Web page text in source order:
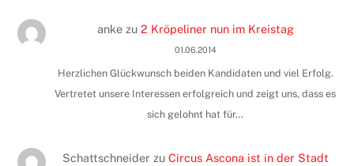
ankezu 2 Kröpeliner nun im Kreistag
01.06.2014
Herzlichen Glückwunsch beiden Kandidaten und viel Erfolg.
Vertretet unsere Interessen erfolgreich und zeigt uns, dass es
sich gelohnt hat für…
Schattschneider zu Circus Ascona ist in der Stadt